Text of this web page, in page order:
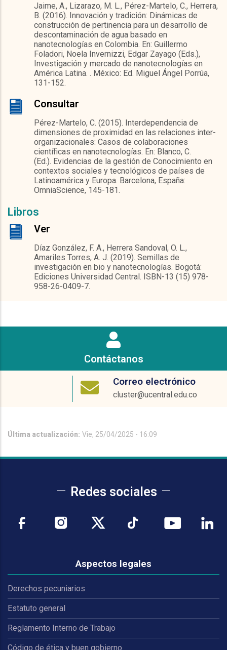
Jaime, A., Lizarazo, M. L., Pérez-Martelo, C., Herrera,
B. (2016). Innovación y tradición: Dinámicas de
construcción de pertinencia para un desarrollo de
descontaminación de agua basado en
nanotecnologías en Colombia. En: Guillermo
Foladori, Noela Invernizzi, Edgar Zayago (Eds.),
Investigación y mercado de nanotecnologías en
América Latina. . México: Ed. Miguel Ángel Porrúa,
131-152.
Consultar
Pérez-Martelo, C. (2015). Interdependencia de
dimensiones de proximidad en las relaciones inter-
organizacionales: Casos de colaboraciones
científicas en nanotecnologías. En: Blanco, C.
(Ed.). Evidencias de la gestión de Conocimiento en
contextos sociales y tecnológicos de países de
Latinoamérica y Europa. Barcelona, España:
OmniaScience, 145-181.
Libros
Ver
Díaz González, F. A., Herrera Sandoval, O. L.,
Amariles Torres, A. J. (2019). Semillas de
investigación en bio y nanotecnologías. Bogotá:
Ediciones Universidad Central. ISBN-13 (15) 978-
958-26-0409-7.
Contáctanos
Correo electrónico
cluster@ucentral.edu.co
Última actualización: Vie, 25/04/2025 - 16:09
Redes sociales
Aspectos legales
Derechos pecuniarios
Estatuto general
Reglamento Interno de Trabajo
Código de ética y buen gobierno